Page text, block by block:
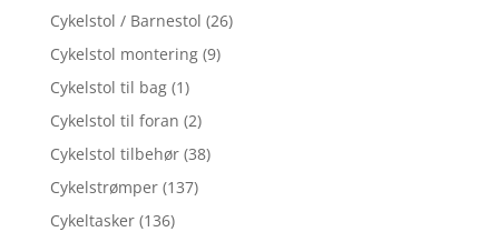
Cykelstol / Barnestol (26)
Cykelstol montering (9)
Cykelstol til bag (1)
Cykelstol til foran (2)
Cykelstol tilbehør (38)
Cykelstrømper (137)
Cykeltasker (136)